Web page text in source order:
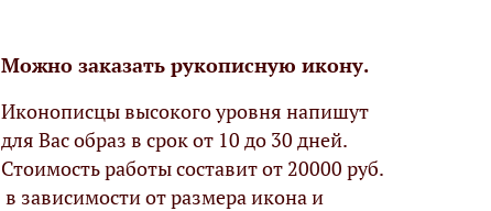
Можно заказать рукописную икону.
Иконописцы высокого уровня напишут
для Вас образ в срок от 10 до 30 дней.
Стоимость работы составит от 20000 руб.
в зависимости от размера икона и